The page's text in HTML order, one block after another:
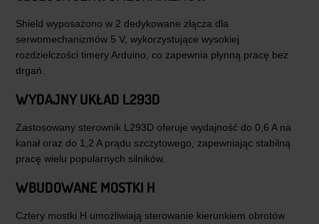
Shield wyposażono w 2 dedykowane złącza dla
serwomechanizmów 5 V, wykorzystujące wysokiej
rozdzielczości timery Arduino, co zapewnia płynną pracę bez
drgań.
WYDAJNY UKŁAD L293D
Zastosowany sterownik L293D oferuje wydajność do 0,6 A na
kanał oraz do 1,2 A prądu szczytowego, zapewniając stabilną
pracę wielu popularnych silników.
WBUDOWANE MOSTKI H
Cztery mostki H umożliwiają sterowanie kierunkiem obrotów